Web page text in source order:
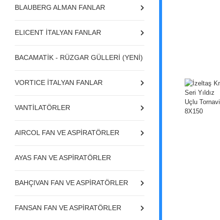
BLAUBERG ALMAN FANLAR
ELICENT İTALYAN FANLAR
BACAMATİK - RÜZGAR GÜLLERİ (YENİ)
VORTICE İTALYAN FANLAR
VANTİLATÖRLER
AIRCOL FAN VE ASPİRATÖRLER
AYAS FAN VE ASPİRATÖRLER
BAHÇIVAN FAN VE ASPİRATÖRLER
FANSAN FAN VE ASPİRATÖRLER